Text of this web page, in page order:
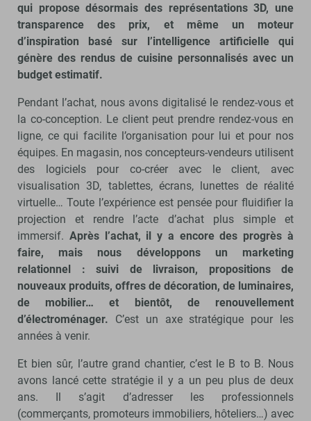
qui propose désormais des représentations 3D, une
transparence des prix, et même un moteur
d’inspiration basé sur l’intelligence artificielle qui
génère des rendus de cuisine personnalisés avec un
budget estimatif.
Pendant l’achat, nous avons digitalisé le rendez-vous et
la co-conception. Le client peut prendre rendez-vous en
ligne, ce qui facilite l’organisation pour lui et pour nos
équipes. En magasin, nos concepteurs-vendeurs utilisent
des logiciels pour co-créer avec le client, avec
visualisation 3D, tablettes, écrans, lunettes de réalité
virtuelle… Toute l’expérience est pensée pour fluidifier la
projection et rendre l’acte d’achat plus simple et
immersif. Après l’achat, il y a encore des progrès à
faire, mais nous développons un marketing
relationnel : suivi de livraison, propositions de
nouveaux produits, offres de décoration, de luminaires,
de mobilier… et bientôt, de renouvellement
d’électroménager. C’est un axe stratégique pour les
années à venir.
Et bien sûr, l’autre grand chantier, c’est le B to B. Nous
avons lancé cette stratégie il y a un peu plus de deux
ans. Il s’agit d’adresser les professionnels
(commerçants, promoteurs immobiliers, hôteliers…) avec